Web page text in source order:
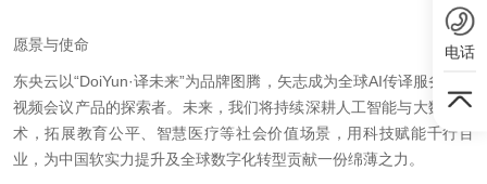
愿景与使命
东央云以“DoiYun·译未来”为品牌图腾，矢志成为全球AI传译服务和云
视频会议产品的探索者。未来，我们将持续深耕人工智能与大数据技
术，拓展教育公平、智慧医疗等社会价值场景，用科技赋能千行百
业，为中国软实力提升及全球数字化转型贡献一份绵薄之力。
电话